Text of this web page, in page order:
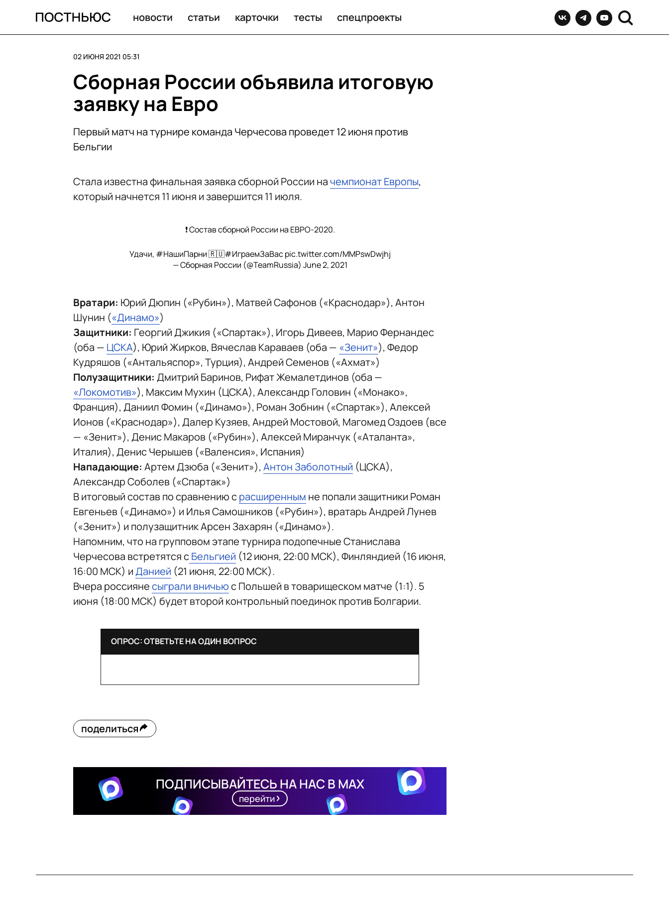
новости статьи карточки тесты спецпроекты
02 ИЮНЯ 2021 05:31
Сборная России объявила итоговую
заявку на Евро
Первый матч на турнире команда Черчесова проведет 12 июня против
Бельгии
Стала известна финальная заявка сборной России начемпионат Европы,
который начнется 11 июня и завершится 11 июля.
❗️ Состав сборной России на ЕВРО-2020.
Удачи, #НашиПарни🇷🇺#ИграемЗаВас pic.twitter.com/MMPswDwjhj
— Сборная России (@TeamRussia) June 2, 2021
Вратари: Юрий Дюпин («Рубин»), Матвей Сафонов («Краснодар»), Антон
Шунин («Динамо»)
Защитники: Георгий Джикия («Спартак»), Игорь Дивеев, Марио Фернандес
(оба — ЦСКА), Юрий Жирков, Вячеслав Караваев (оба — «Зенит»), Федор
Кудряшов («Антальяспор», Турция), Андрей Семенов («Ахмат»)
Полузащитники: Дмитрий Баринов, Рифат Жемалетдинов (оба —
«Локомотив»), Максим Мухин (ЦСКА), Александр Головин («Монако»,
Франция), Даниил Фомин («Динамо»), Роман Зобнин («Спартак»), Алексей
Ионов («Краснодар»), Далер Кузяев, Андрей Мостовой, Магомед Оздоев (все
— «Зенит»), Денис Макаров («Рубин»), Алексей Миранчук («Аталанта»,
Италия), Денис Черышев («Валенсия», Испания)
Нападающие: Артем Дзюба («Зенит»), Антон Заболотный (ЦСКА),
Александр Соболев («Спартак»)
В итоговый состав по сравнению срасширенным не попали защитники Роман
Евгеньев («Динамо») и Илья Самошников («Рубин»), вратарь Андрей Лунев
(«Зенит») и полузащитник Арсен Захарян («Динамо»).
Напомним, что на групповом этапе турнира подопечные Станислава
Черчесова встретятся сБельгией (12 июня, 22:00 МСК), Финляндией (16 июня,
16:00 МСК) иДанией (21 июня, 22:00 МСК).
Вчера россиянесыграли вничьюс Польшей в товарищеском матче (1:1). 5
июня (18:00 МСК) будет второй контрольный поединок против Болгарии.
ОПРОС: ОТВЕТЬТЕ НА ОДИН ВОПРОС
поделиться
ПОДПИСЫВАЙТЕСЬ НА НАС В MAX
перейти